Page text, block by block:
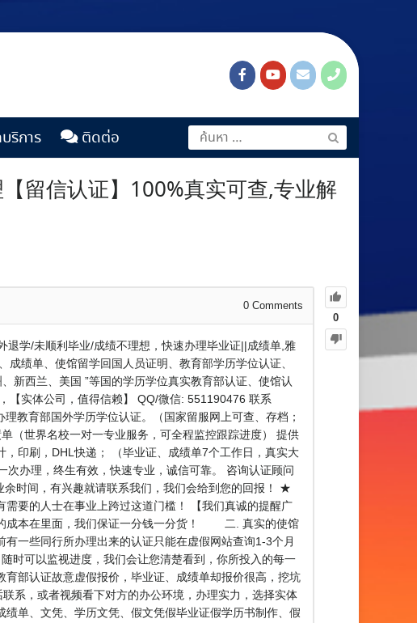
ริการ ติดต่อ
留信认证】100%真实可查,专业解
0
0 Comments
学/未顺利毕业/成绩不理想，快速办理毕业证||成绩单,雅
绩单、使馆留学回国人员证明、教育部学历学位认证、
新西兰、美国 ”等国的学历学位真实教育部认证、使馆认
【实体公司，值得信赖】 QQ/微信: 551190476 联系
教育部国外学历学位认证。（国家留服网上可查、存档；
（世界名校一对一专业服务，可全程监控跟踪进度） 提供
印刷，DHL快递； （毕业证、成绩单7个工作日，真实大
办理，终生有效，快速专业，诚信可靠。 咨询认证顾问
时间，有兴趣就请联系我们，我们会给到您的回报！ ★
要的人士在事业上跨过这道门槛！ 【我们真诚的提醒广
成本在里面，我们保证一分钱一分货！ 二. 真实的使馆
一些同行所办理出来的认证只能在虚假网站查询1-3个月
可以监视进度，我们会让您清楚看到，你所投入的每一
部认证故意虚假报价，毕业证、成绩单却报价很高，挖坑
系，或者视频看下对方的办公环境，办理实力，选择实体
单、文凭、学历文凭、假文凭假毕业证假学历书制作、假